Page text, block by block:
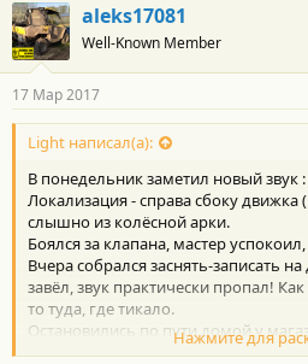
aleks17081
Well-Known Member
17 Мар 2017
Light написал(а):
В понедельник заметил новый звук :
Локализация - справа сбоку
слышно из колёсной арки.
Боялся за клапана, мастер
Вчера собрался заснять-записать
завёл, звук практически пропал!
то туда, где тикало.
Остановились по пути домой у
опять тикает! Ну и записал
Нажмите для